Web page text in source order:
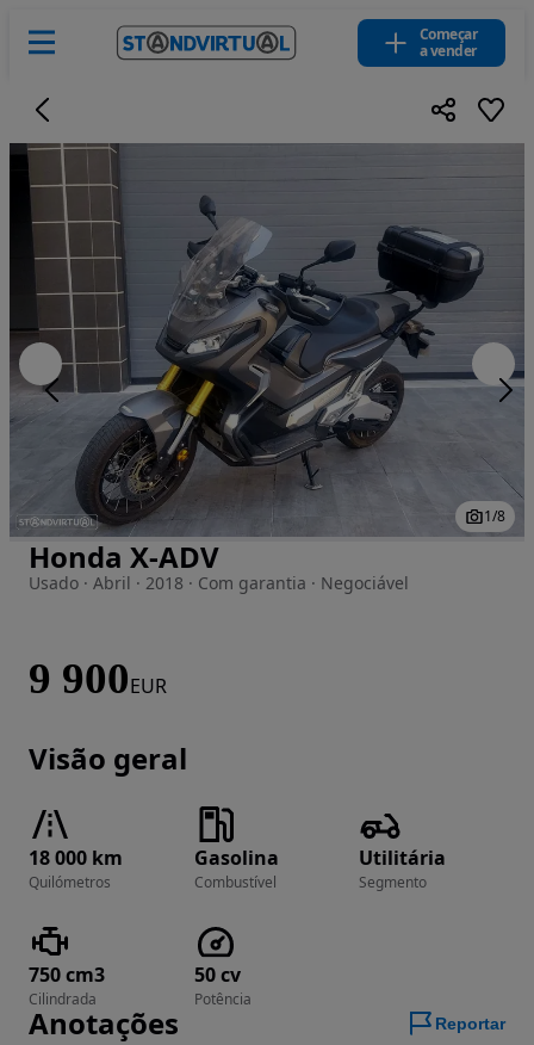
Começar
a vender
Imagem 1 de 8
1/8
Honda X-ADV
Usado · Abril · 2018 · Com garantia · Negociável
9 900EUR
Visão geral
18 000 km
Quilómetros
Gasolina
Combustível
Utilitária
Segmento
750 cm3
Cilindrada
50 cv
Potência
Anotações Reportar